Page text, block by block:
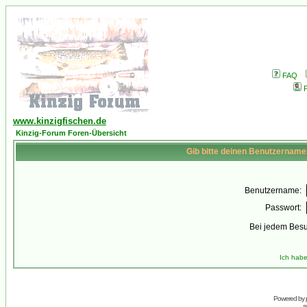
FAQ
www.kinzigfischen.de
Kinzig-Forum Foren-Übersicht
Gib bitte deinen
Benutzername:
Passwort:
Bei jedem
Ich
Powered by